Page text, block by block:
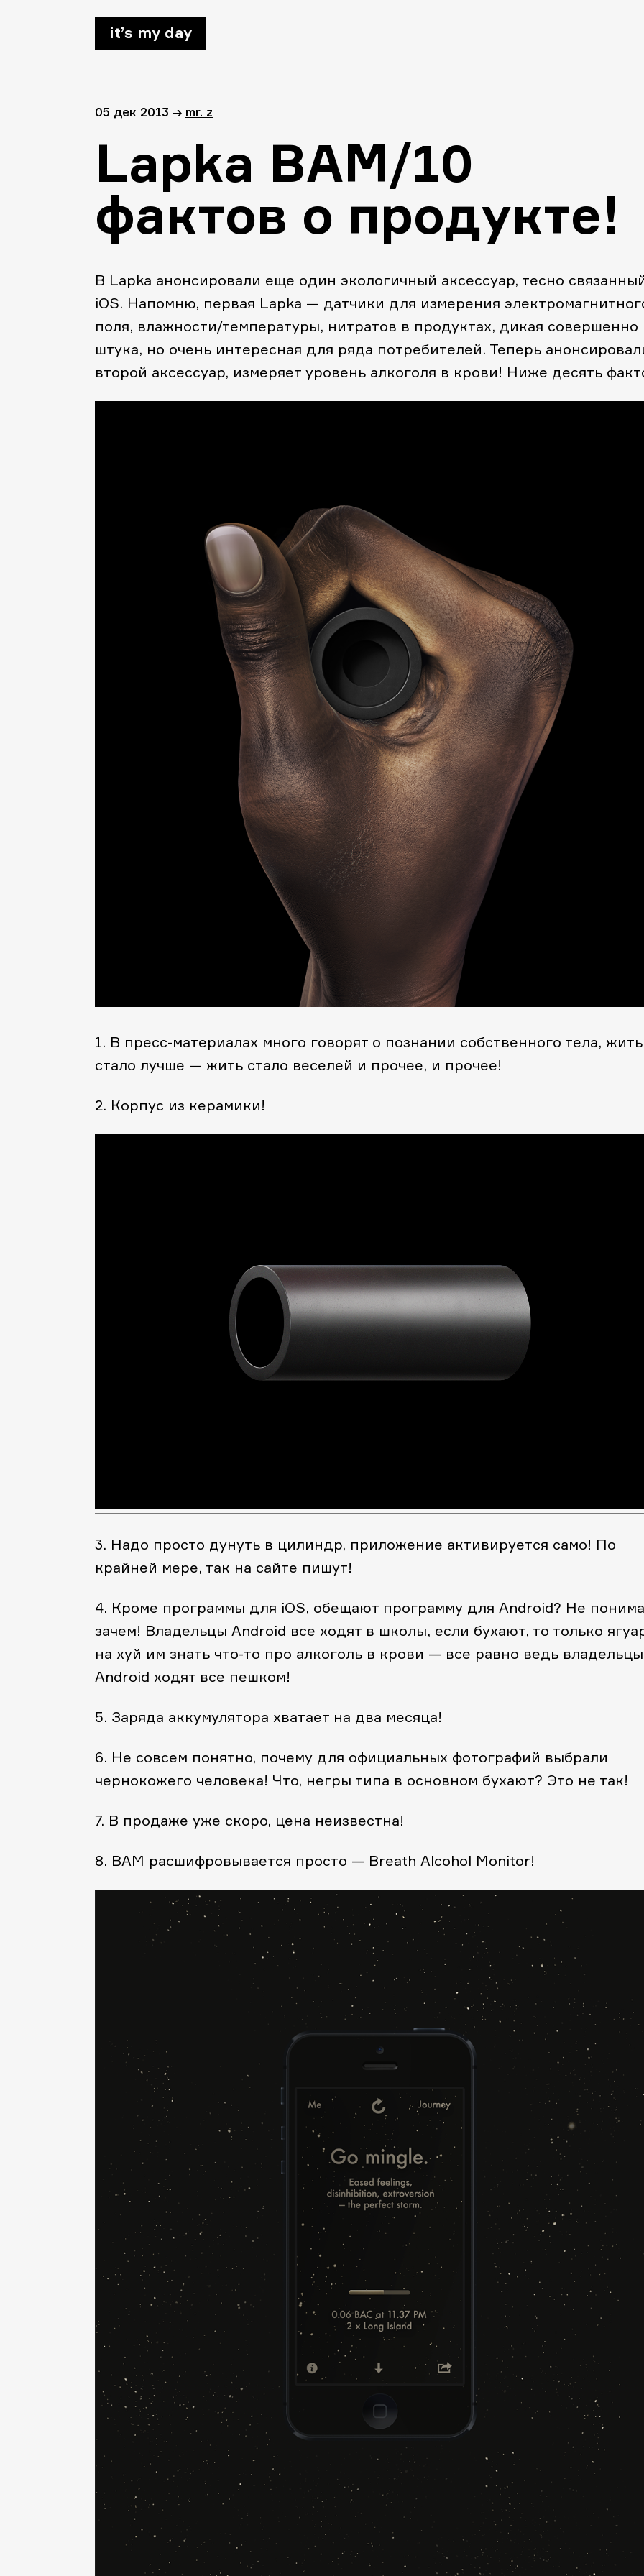
it’s my day
05 дек 2013 → mr. z
Lapka BAM/10
фактов о продукте!
В Lapka анонсировали еще один экологичный аксессуар, тесно
iOS. Напомню, первая Lapka — датчики для измерения
поля, влажности/температуры, нитратов в продуктах, дикая совершенно
штука, но очень интересная для ряда потребителей. Теперь
второй аксессуар, измеряет уровень алкоголя в крови! Ниже десять
1. В пресс-материалах много говорят о познании собственного тела, жить
стало лучше — жить стало веселей и прочее, и прочее!
2. Корпус из керамики!
3. Надо просто дунуть в цилиндр, приложение активируется само! По
крайней мере, так на сайте пишут!
4. Кроме программы для iOS, обещают программу для Android? Не
зачем! Владельцы Android все ходят в школы, если бухают, то только
на хуй им знать что-то про алкоголь в крови — все равно ведь владельцы
Android ходят все пешком!
5. Заряда аккумулятора хватает на два месяца!
6. Не совсем понятно, почему для официальных фотографий выбрали
чернокожего человека! Что, негры типа в основном бухают? Это не так!
7. В продаже уже скоро, цена неизвестна!
8. BAM расшифровывается просто — Breath Alcohol Monitor!